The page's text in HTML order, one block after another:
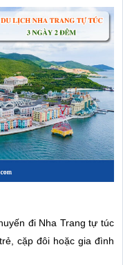
đi Nha Trang tự túc
cặp đôi hoặc gia đình